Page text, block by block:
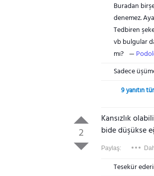
Buradan
denemez.
Tedbiren
vb bulgular
mı?
Sadece
9 yanıtın
2
Kansızlık
bide düşükse
Paylaş:
Tesekür